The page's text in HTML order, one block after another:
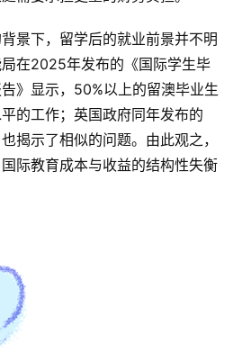
景下，留学后的就业前景并不明
在2025年发布的《国际学生毕
》显示，50%以上的留澳毕业生
的工作；英国政府同年发布的
揭示了相似的问题。由此观之，
际教育成本与收益的结构性失衡